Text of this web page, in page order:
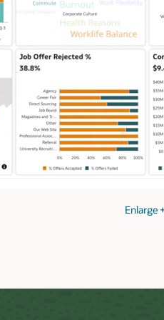
Enlarge